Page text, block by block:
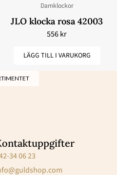
Damklockor
JLO klocka rosa 42003
556kr
LÄGG TILL I VARUKORG
34 06 23